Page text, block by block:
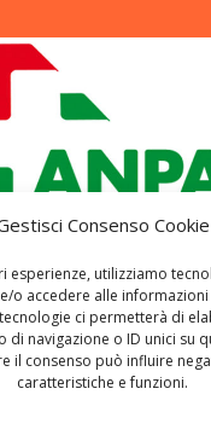
Consenso Cookie
esperienze, utilizziamo
o accedere alle
ci permetterà di
di navigazione o ID unici su
il consenso può influire
caratteristiche e funzioni.